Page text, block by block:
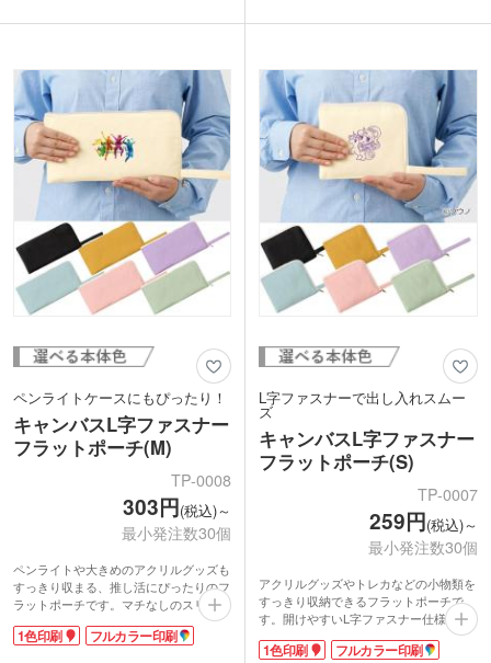
ばないベーシックなデザインが魅力で
れが可能。実用性が高く、コストパフォ
ーマンスにも優れたオリジナル販促品を
作成できます。
1色印刷・フルカラー印刷のどちらにも
す。企業やチーム、推しのテーマカラー
に合わせたオリジナルグッズ制作にもお
すすめです。
ペンライトケースにもぴったり！
キャンバスL字ファスナー
フラットポーチ(M)
TP-0008
303円(税込)～
最小発注数30個
ペンライトや大きめのアクリルグッズも
すっきり収まる、推し活にぴったりのフ
ラットポーチです。マチなしのスリム形
状でバッグの中でかさばりにくく、イベ
ントやライブにも気軽に持っていけま
1色印刷 フルカラー印刷
L字ファスナーで出し入れスムー
ズ
キャンバスL字ファスナー
フラットポーチ(S)
TP-0007
259円(税込)～
最小発注数30個
アクリルグッズやトレカなどの小物類を
すっきり収納できるフラットポーチで
す。開けやすいL字ファスナー仕様で、
中身の出し入れがスムーズ。マチなしで
バッグの中でもかさばりにくいです。持
1色印刷 フルカラー印刷